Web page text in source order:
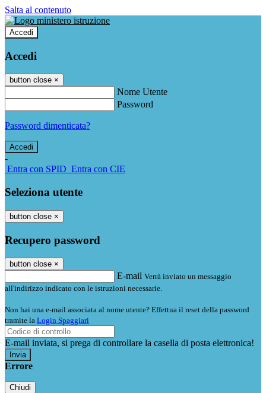
Salta al contenuto
Accedi
Accedi
button close ×
Nome Utente
Password
Password dimenticata?
-
Entra con SPID Entra con CIE
Seleziona utente
button close ×
Recupero password
button close ×
E-mail Verrà inviato un messaggio
all'indirizzo indicato con le istruzioni necessarie.
Non hai una e-mail associata al nome utente? Effettua il reset della password
tramite la Login Spaggiari
E-mail inviata, si prega di controllare la casella di posta elettronica!
Errore
Chiudi